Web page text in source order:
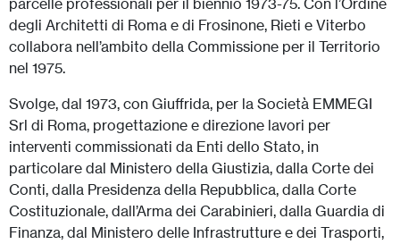
parcelle professionali per il biennio 1973-75. Con l’Ordine
degli Architetti di Roma e di Frosinone, Rieti e Viterbo
collabora nell’ambito della Commissione per il Territorio
nel 1975.
Svolge, dal 1973, con Giuffrida, per la Società EMMEGI
Srl di Roma, progettazione e direzione lavori per
interventi commissionati da Enti dello Stato, in
particolare dal Ministero della Giustizia, dalla Corte dei
Conti, dalla Presidenza della Repubblica, dalla Corte
Costituzionale, dall’Arma dei Carabinieri, dalla Guardia di
Finanza, dal Ministero delle Infrastrutture e dei Trasporti,